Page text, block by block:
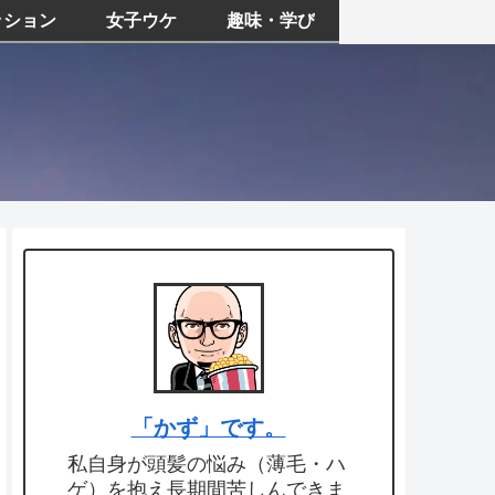
ョン 女子ウケ 趣味・学び
「かず」です。
私自身が頭髪の悩み（薄毛・ハ
ゲ）を抱え長期間苦しんできま